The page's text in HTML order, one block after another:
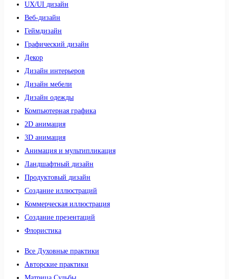
UX/UI дизайн
Веб-дизайн
Геймдизайн
Графический дизайн
Декор
Дизайн интерьеров
Дизайн мебели
Дизайн одежды
Компьютерная графика
2D анимация
3D анимация
Анимация и мультипликация
Ландшафтный дизайн
Продуктовый дизайн
Создание иллюстраций
Коммерческая иллюстрация
Создание презентаций
Флористика
Все Духовные практики
Авторские практики